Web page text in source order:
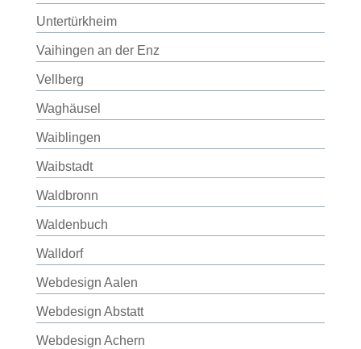
Untertürkheim
Vaihingen an der Enz
Vellberg
Waghäusel
Waiblingen
Waibstadt
Waldbronn
Waldenbuch
Walldorf
Webdesign Aalen
Webdesign Abstatt
Webdesign Achern